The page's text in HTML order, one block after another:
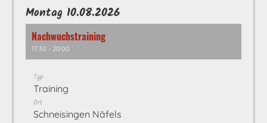
Montag 10.08.2026
Nachwuchstraining
17:30 - 20:00
Typ
Training
Ort
Schneisingen Näfels